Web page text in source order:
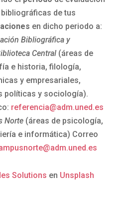
de tus
en dicho periodo a:
Bibliográfica y
Central(áreas de
e historia, filología,
y empresariales,
políticas y sociología).
referencia@adm.uned.es
Norte(áreas de psicología,
e informática) Correo
Solutions en Unsplash